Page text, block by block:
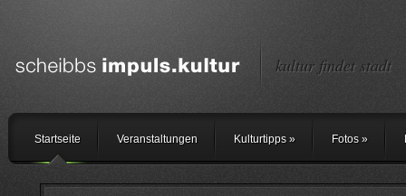
kultur findet stadt
Startseite Veranstaltungen Kulturtipps» Fotos»